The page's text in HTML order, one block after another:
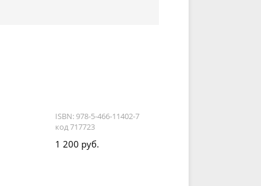
ISBN: 978-5-466-11402-7
код 717723
1 200 руб.